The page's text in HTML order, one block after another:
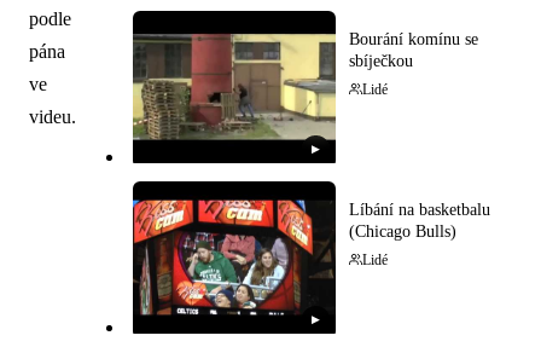
podle
pána
ve
videu.
▶
Bourání komínu se
sbíječkou
Lidé
▶
Líbání na basketbalu
(Chicago Bulls)
Lidé